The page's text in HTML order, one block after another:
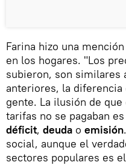
Farina hizo una
en los hogares. "Los
subieron, son similares
anteriores, la diferencia
gente. La ilusión de
tarifas no se pagaban
déficit, deuda o emisión
social, aunque el
sectores populares es